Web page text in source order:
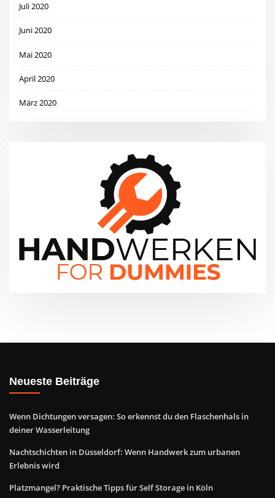
Juli 2020
Juni 2020
Mai 2020
April 2020
März 2020
Neueste Beiträge
Wenn Dichtungen versagen: So erkennst du den Flaschenhals in
deiner Wasserleitung
Nachtschichten in Düsseldorf: Wenn Handwerk zum urbanen
Erlebnis wird
Platzmangel? Praktische Tipps für Self Storage in Köln